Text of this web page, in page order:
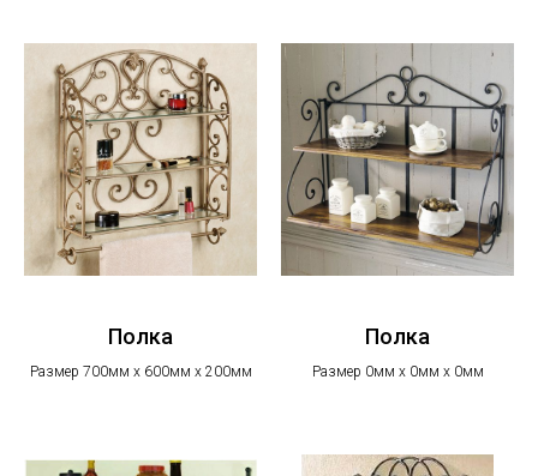
Полка
Размер 700мм х 600мм х 200мм
Полка
Размер 0мм х 0мм х 0мм